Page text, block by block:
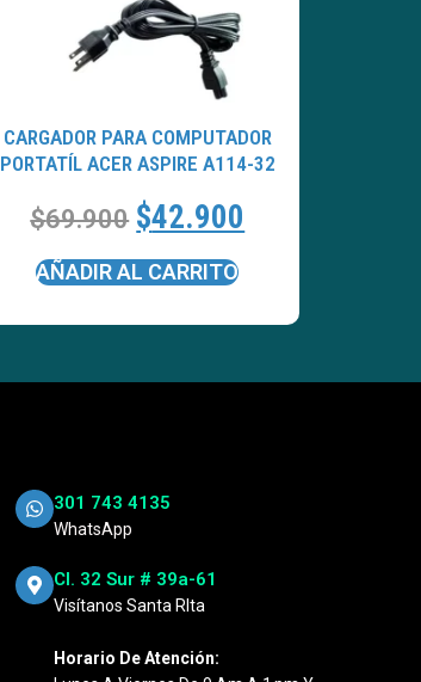
CARGADOR PARA COMPUTADOR
PORTATÍL ACER ASPIRE A114-32
$69.900 $42.900
AÑADIR AL CARRITO
301 743 4135
WhatsApp
Cl. 32 Sur # 39a-61
Visítanos Santa RIta
Horario De Atención: